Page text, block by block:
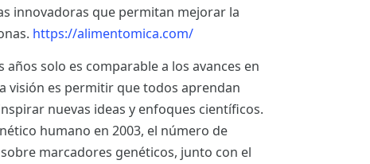
innovadoras que permitan mejorar la
https://alimentomica.com/
solo es comparable a los avances en
visión es permitir que todos aprendan
nuevas ideas y enfoques científicos.
humano en 2003, el número de
marcadores genéticos, junto con el